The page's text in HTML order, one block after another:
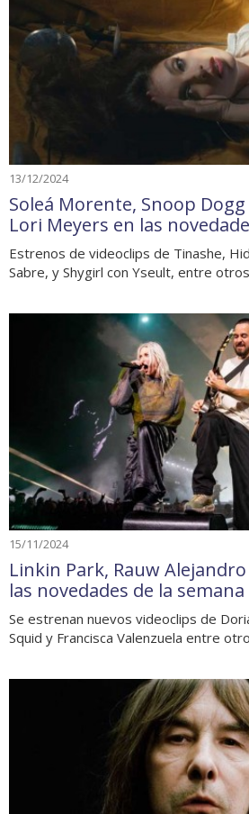
13/12/2024
Soleá Morente, Snoop
Lori Meyers en las
Estrenos de videoclips de Tinashe,
Sabre, y Shygirl con Yseult, entre otros
15/11/2024
Linkin Park, Rauw
las novedades de la semana
Se estrenan nuevos videoclips de
Squid y Francisca Valenzuela entre